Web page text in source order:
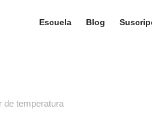
Escuela Blog
de temperatura